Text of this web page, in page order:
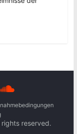
rights reserved.